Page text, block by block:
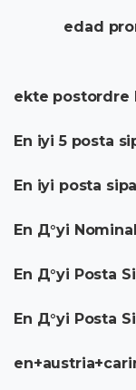
edad
ekte postordre
En iyi 5 posta
En iyi posta
En Д°yi
En Д°yi Posta
En Д°yi Posta